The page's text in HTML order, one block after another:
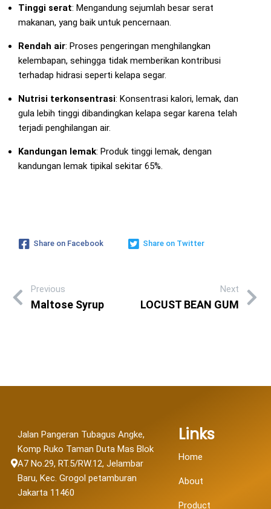
Tinggi serat: Mengandung sejumlah besar serat
makanan, yang baik untuk pencernaan.
Rendah air: Proses pengeringan menghilangkan
kelembapan, sehingga tidak memberikan kontribusi
terhadap hidrasi seperti kelapa segar.
Nutrisi terkonsentrasi: Konsentrasi kalori, lemak, dan
gula lebih tinggi dibandingkan kelapa segar karena telah
terjadi penghilangan air.
Kandungan lemak: Produk tinggi lemak, dengan
kandungan lemak tipikal sekitar 65%.
Share on Facebook Share on Twitter
Previous
Maltose Syrup
Next
LOCUST BEAN GUM
Jalan Pangeran Tubagus Angke,
Komp Ruko Taman Duta Mas Blok
A7 No.29, RT.5/RW.12, Jelambar
Baru, Kec. Grogol petamburan
Jakarta 11460
Links
Home
About
Product